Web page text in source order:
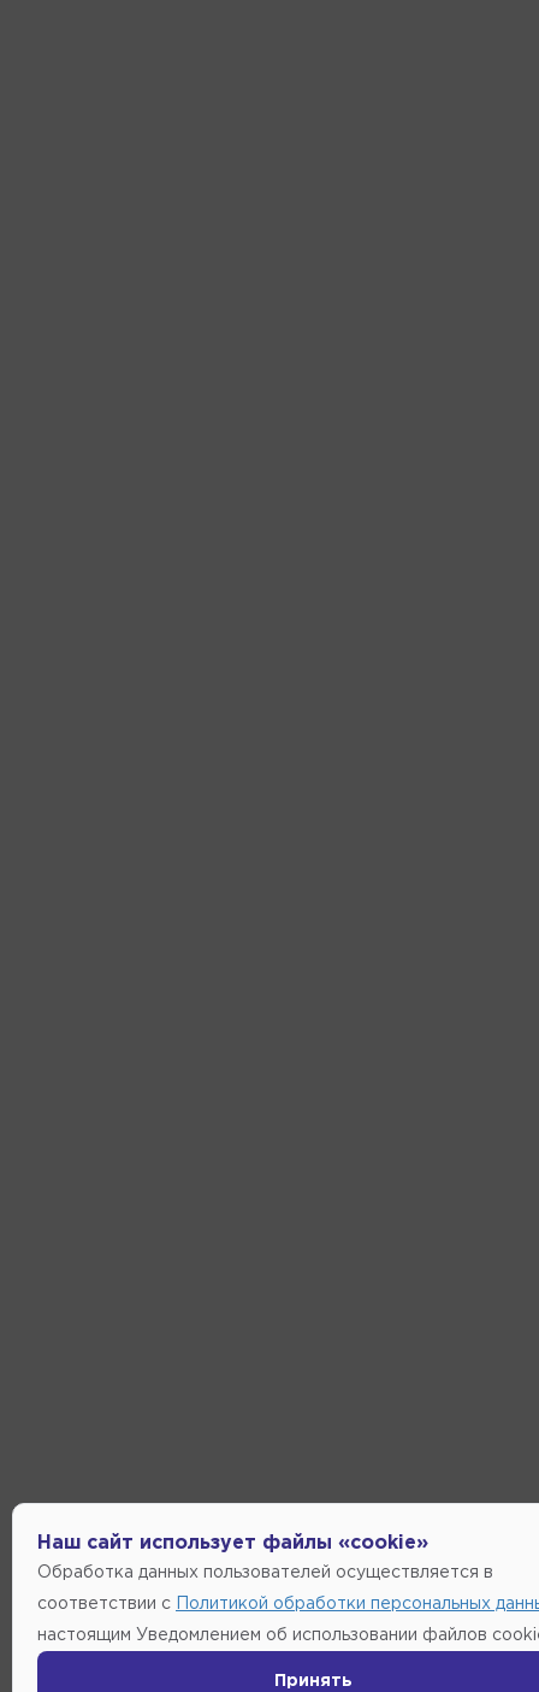
Наш сайт использует файлы «cookie»
Обработка данных пользователей осуществляется в
соответствии с Политикой обработки персональных
настоящим Уведомлением об использовании файлов
Принять